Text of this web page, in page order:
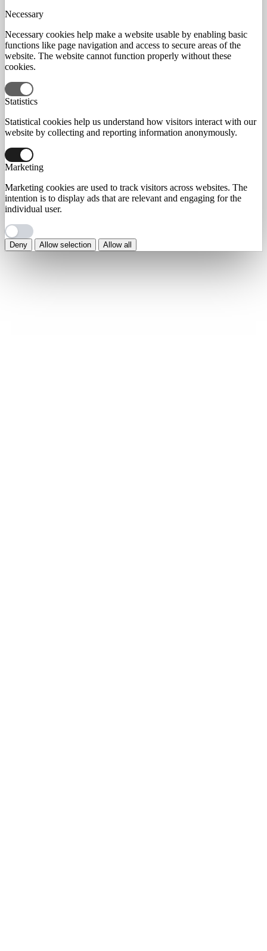
Necessary
Necessary cookies help make a website usable by enabling basic
functions like page navigation and access to secure areas of the
website. The website cannot function properly without these
cookies.
Statistics
Statistical cookies help us understand how visitors interact with our
website by collecting and reporting information anonymously.
Marketing
Marketing cookies are used to track visitors across websites. The
intention is to display ads that are relevant and engaging for the
individual user.
Deny Allow selection Allow all